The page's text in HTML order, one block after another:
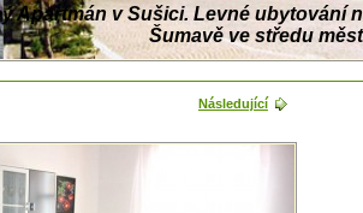
Apartmán v Sušici. Levné ubytování
Šumavě ve středu
Následující